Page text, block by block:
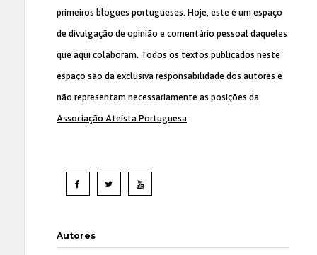
primeiros blogues portugueses. Hoje, este é um espaço
de divulgação de opinião e comentário pessoal daqueles
que aqui colaboram. Todos os textos publicados neste
espaço são da exclusiva responsabilidade dos autores e
não representam necessariamente as posições da
Associação Ateísta Portuguesa.
Autores